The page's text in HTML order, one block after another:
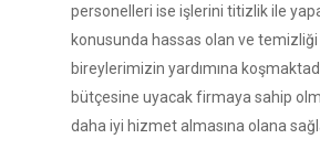
personelleri ise işlerini titizlik ile
konusunda hassas olan ve
bireylerimizin yardımına
bütçesine uyacak firmaya sahip
daha iyi hizmet almasına olana